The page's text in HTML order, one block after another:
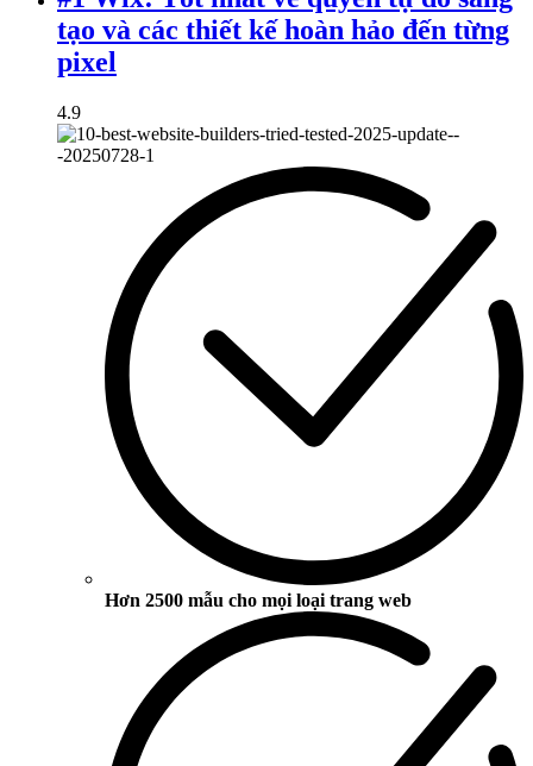
tạo và các thiết kế hoàn hảo đến từng
pixel
4.9
Hơn 2500 mẫu cho mọi loại trang web